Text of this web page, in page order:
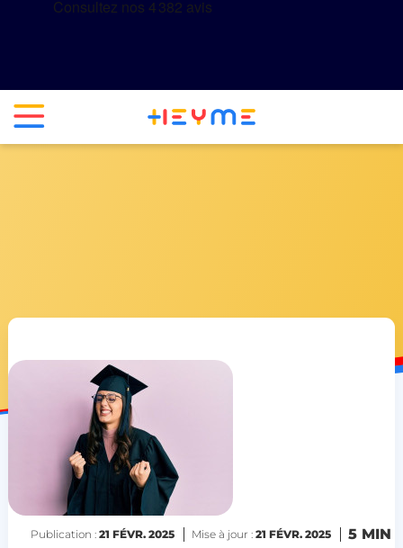
Publication : 21 FÉVR. 2025 Mise à jour : 21 FÉVR. 2025 5 MIN